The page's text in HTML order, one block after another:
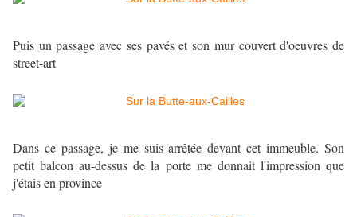
Puis un passage avec ses pavés et son mur couvert d'oeuvres de
street-art
Dans ce passage, je me suis arrêtée devant cet immeuble. Son
petit balcon au-dessus de la porte me donnait l'impression que
j'étais en province